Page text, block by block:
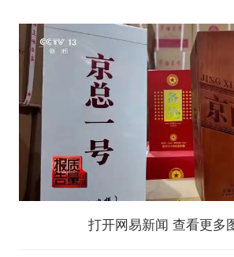
打开网易新闻 查看更多